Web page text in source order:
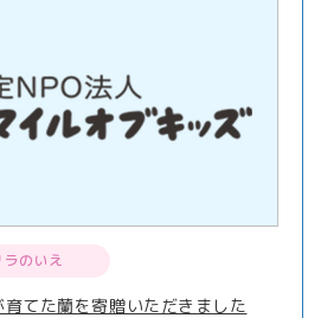
ラのいえ
てた蘭を寄贈いただきました